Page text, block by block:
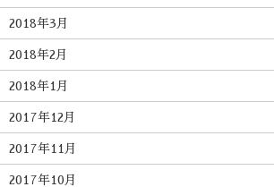
2018年3月
2018年2月
2018年1月
2017年12月
2017年11月
2017年10月